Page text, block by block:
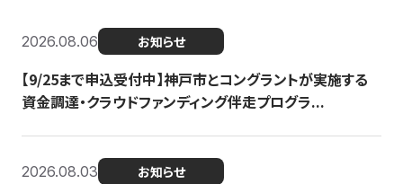
2026.08.06 お知らせ
【9/25まで申込受付中】神戸市とコングラントが実施する
資金調達・クラウドファンディング伴走プログラ...
2026.08.03 お知らせ